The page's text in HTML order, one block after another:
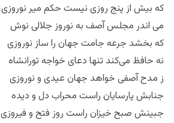
که بیش از پنج روزی نیست حکم میر نوروزی
می اندر مجلس آصف به نوروز جلالی نوش
که بخشد جرعه جامت جهان را ساز نوروزی
نه حافظ می‌کند تنها دعای خواجه تورانشاه
ز مدح آصفی خواهد جهان عیدی و نوروزی
جنابش پارسایان راست محراب دل و دیده
جبینش صبح خیزان راست روز فتح و فیروزی